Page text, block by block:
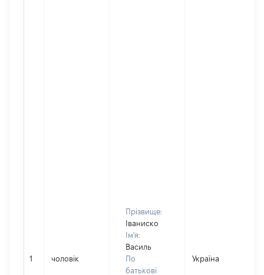
1 чоловік
Прізвище:
Іваниско
Ім'я:
Василь
По
батькові
Україна